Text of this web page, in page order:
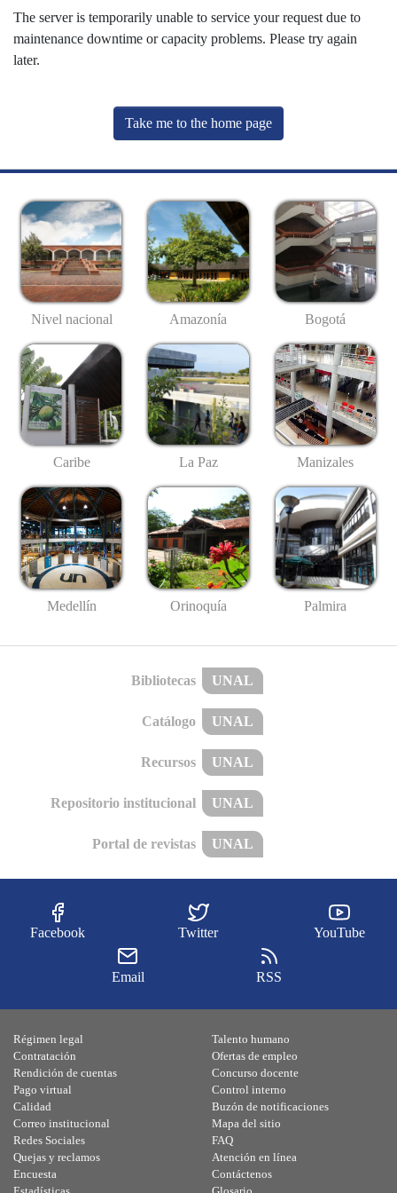
The server is temporarily unable to service your request due to
maintenance downtime or capacity problems. Please try again
later.
Take me to the home page
Nivel nacional Amazonía Bogotá
Caribe La Paz Manizales
Medellín Orinoquía Palmira
Bibliotecas UNAL
Catálogo UNAL
Recursos UNAL
Repositorio institucional UNAL
Portal de revistas UNAL
Facebook Twitter YouTube
Email RSS
Régimen legal
Contratación
Rendición de cuentas
Pago virtual
Calidad
Talento humano
Ofertas de empleo
Concurso docente
Control interno
Buzón de notificaciones
Correo institucional
Redes Sociales
Quejas y reclamos
Encuesta
Mapa del sitio
FAQ
Atención en línea
Contáctenos